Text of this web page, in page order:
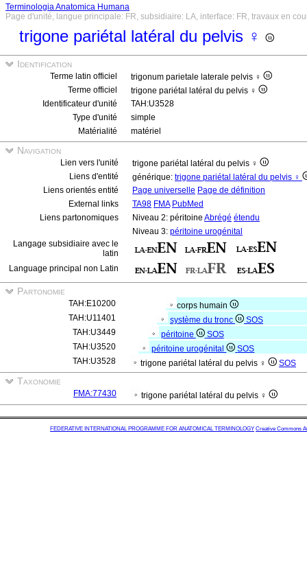
Terminologia Anatomica Humana
Page d'unité, langue principale: FR, subsidiaire: LA, interface: FR, travaux en
trigone pariétal latéral du pelvis ♀
Identification
Terme latin officiel
trigonum parietale laterale pelvis ♀
Terme officiel
trigone pariétal latéral du pelvis ♀
Identificateur d'unité
TAH:U3528
Type d'unité
simple
Matérialité
matériel
Navigation
Lien vers l'unité
trigone pariétal latéral du pelvis ♀
Liens d'entité
générique: trigone pariétal latéral du pelvis ♀
Liens orientés entité
Page universelle Page de définition
External links
TA98 FMA PubMed
Liens partonomiques
Niveau 2: péritoine Abrégé étendu
Niveau 3: péritoine urogénital
Langage subsidiaire avec le
latin
Language principal non Latin
Partonomie
TAH:E10200
corps humain
TAH:U11401
système du tronc
SOS
TAH:U3449
péritoine
SOS
TAH:U3520
péritoine urogénital
SOS
TAH:U3528
trigone pariétal latéral du pelvis ♀ SOS
Taxonomie
FMA:77430 trigone pariétal latéral du pelvis ♀
FEDERATIVE INTERNATIONAL PROGRAMME FOR ANATOMICAL TERMINOLOGY Creative Commons